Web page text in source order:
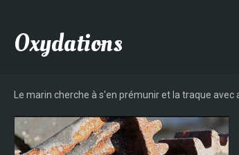
Oxydations
Le marin cherche à s'en prémunir et la traque